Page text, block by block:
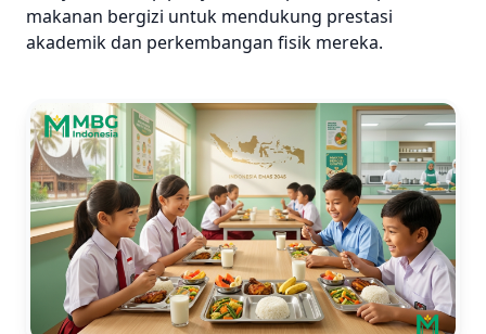
makanan bergizi untuk mendukung prestasi
akademik dan perkembangan fisik mereka.